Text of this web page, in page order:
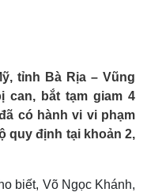
làm
đảo
tỉnh Bà Rịa – Vũng
can, bắt tạm giam 4
có hành vi vi phạm
quy định tại khoản 2,
biết, Võ Ngọc Khánh,